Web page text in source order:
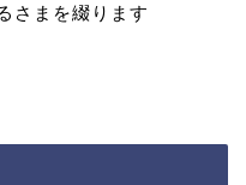
さまを綴ります